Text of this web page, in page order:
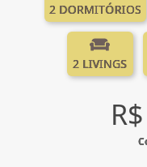
2 DORMITÓRIOS
2 LIVINGS